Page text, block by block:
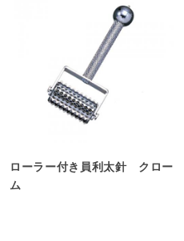
ローラー付き員利太針 クロー
ム